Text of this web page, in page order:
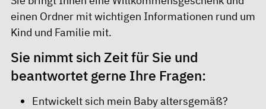
einen Ordner mit wichtigen Informationen rund um
Kind und Familie mit.
Sie nimmt sich Zeit für Sie und
beantwortet gerne Ihre Fragen:
Entwickelt sich mein Baby altersgemäß?